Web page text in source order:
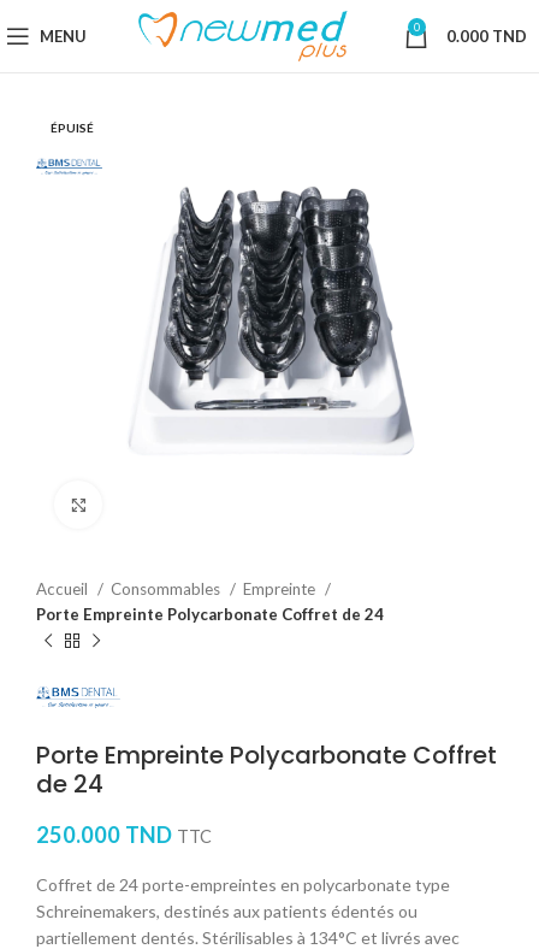
MENU 0 0.000 TND
ÉPUISÉ
Accueil Consommables
Empreinte
Porte Empreinte Polycarbonate Coffret de 24
Porte Empreinte Polycarbonate Coffret
de 24
250.000 TND TTC
Coffret de 24 porte-empreintes en polycarbonate type
Schreinemakers, destinés aux patients édentés ou
partiellement dentés. Stérilisables à 134°C et livrés avec